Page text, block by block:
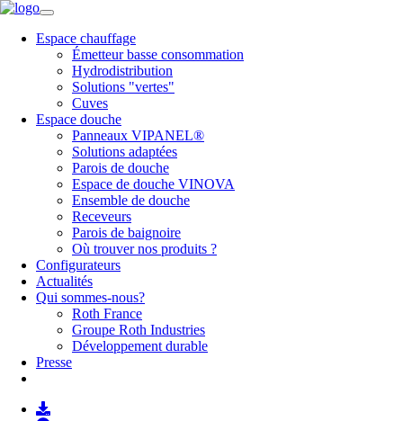
Espace chauffage
Émetteur basse consommation
Hydrodistribution
Solutions "vertes"
Cuves
Espace douche
Panneaux VIPANEL®
Solutions adaptées
Parois de douche
Espace de douche VINOVA
Ensemble de douche
Receveurs
Parois de baignoire
Où trouver nos produits ?
Configurateurs
Actualités
Qui sommes-nous?
Roth France
Groupe Roth Industries
Développement durable
Presse